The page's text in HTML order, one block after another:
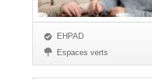
EHPAD
Espaces verts